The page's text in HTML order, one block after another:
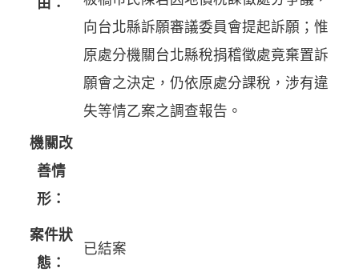
由：
向台北縣訴願審議委員會提起訴願；惟
原處分機關台北縣稅捐稽徵處竟棄置訴
願會之決定，仍依原處分課稅，涉有違
失等情乙案之調查報告。
機關改
善情
形：
案件狀
態：
已結案